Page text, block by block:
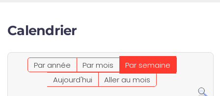
Calendrier
Par année Par mois
Par semaine
Aujourd'hui
Aller au mois